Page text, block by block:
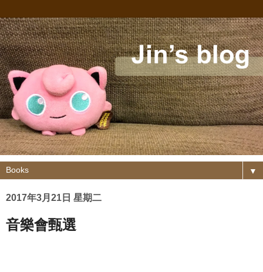
▼
2017年3月21日 星期二
音樂會甄選